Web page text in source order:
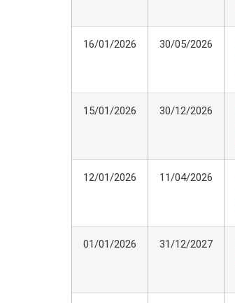
16/01/2026 30/05/2026
15/01/2026 30/12/2026
12/01/2026 11/04/2026
01/01/2026 31/12/2027